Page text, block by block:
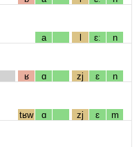
a l ɛː n
ʁ ɑ zj ɛ n
tʁw ɑ zj ɛ m